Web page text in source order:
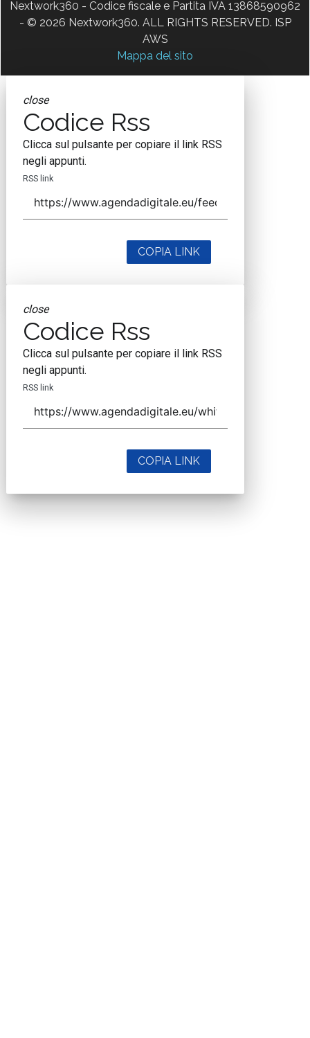
Nextwork360 - Codice fiscale e Partita IVA 13868590962
- © 2026 Nextwork360. ALL RIGHTS RESERVED. ISP
AWS
Mappa del sito
close
Codice Rss
Clicca sul pulsante per copiare il link RSS
negli appunti.
RSS link
COPIA LINK
close
Codice Rss
Clicca sul pulsante per copiare il link RSS
negli appunti.
RSS link
COPIA LINK